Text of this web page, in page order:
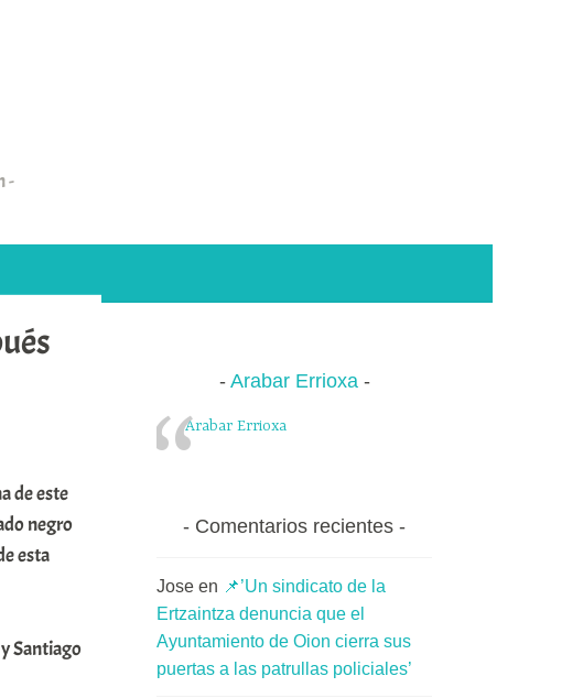
de este
negro
esta
Santiago
Arabar Errioxa
Arabar Errioxa
Comentarios recientes
Jose en 📌’Un sindicato de la
Ertzaintza denuncia que el
Ayuntamiento de Oion cierra sus
puertas a las patrullas policiales’